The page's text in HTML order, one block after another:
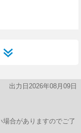
出力日2026年08月09日
合がありますのでご了